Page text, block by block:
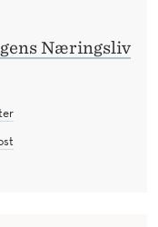
Næringsliv